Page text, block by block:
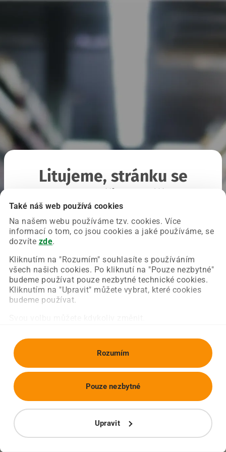
Také náš web používá cookies
Na našem webu používáme tzv. cookies. Více
informací o tom, co jsou cookies a jaké používáme, se
dozvíte zde.
Kliknutím na "Rozumím" souhlasíte s používáním
všech našich cookies. Po kliknutí na "Pouze nezbytné"
budeme používat pouze nezbytné technické cookies.
Kliknutím na "Upravit" můžete vybrat, které cookies
budeme používat.
Rozumím
Upravit
Pouze nezbytné
Litujeme, stránku se
Chyba nastala na naší straně a už ji opravujeme.
Zkuste prosím znovu načíst požadovanou stránku.
Obnovit stránku Úvodní strana